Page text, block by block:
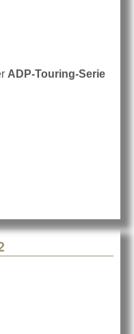
ADP-Touring-Serie